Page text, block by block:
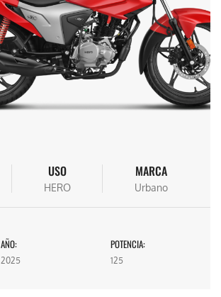
USO
HERO
MARCA
Urbano
AÑO:
2025
POTENCIA:
125